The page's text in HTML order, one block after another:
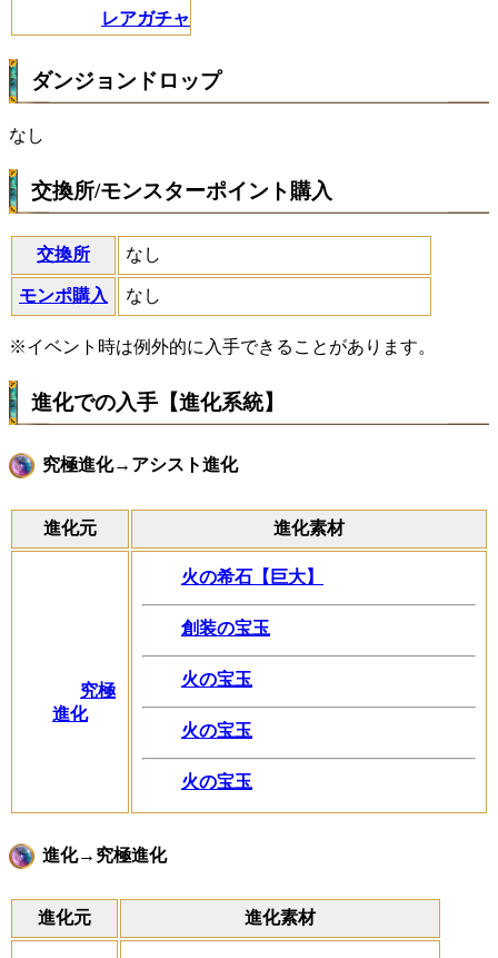
レアガチャ
ダンジョンドロップ
なし
交換所/モンスターポイント購入
交換所 なし
モンポ購入 なし
※イベント時は例外的に入手できることがあります。
進化での入手【進化系統】
究極進化→アシスト進化
進化元 進化素材
究極
進化
火の希石【巨大】
創装の宝玉
火の宝玉
火の宝玉
火の宝玉
進化→究極進化
進化元 進化素材